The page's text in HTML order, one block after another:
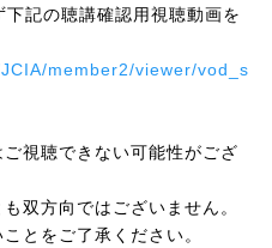
記の聴講確認用視聴動画を
member2/viewer/vod_s
視聴できない可能性がござ
双方向ではございません。
とをご了承ください。